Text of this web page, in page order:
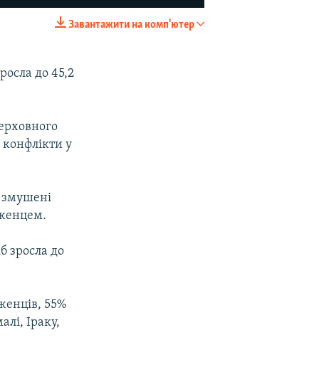
Завантажити на комп'ютер
до 45,2
у
змушені
зросла до
55%
Іраку,